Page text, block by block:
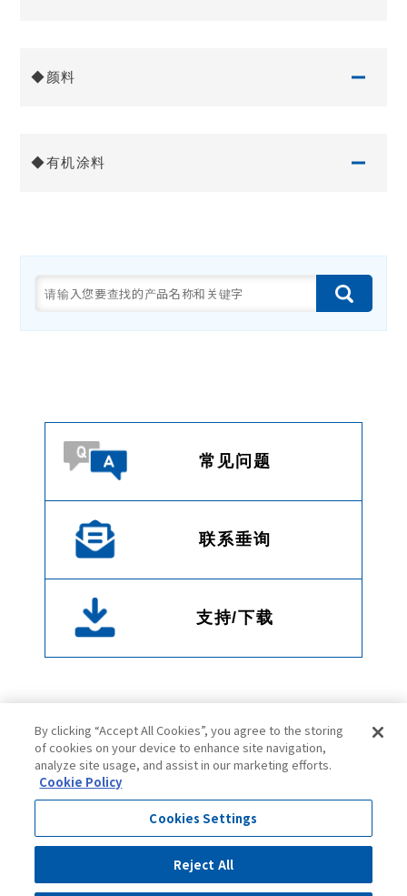
◆颜料
◆有机涂料
常见问题
联系垂询
支持/下载
隐私条款
网站地图
By clicking “Accept All Cookies”, you agree to the storing
of cookies on your device to enhance site navigation,
analyze site usage, and assist in our marketing efforts.
Cookie Policy
Cookies Settings
Reject All